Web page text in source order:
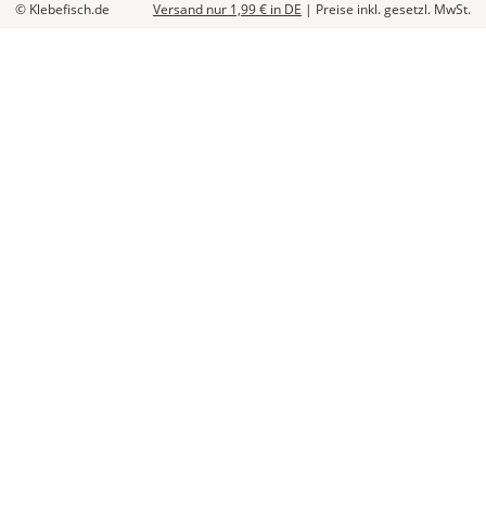
© Klebefisch.de Versand nur 1,99 € in DE | Preise inkl. gesetzl. MwSt.